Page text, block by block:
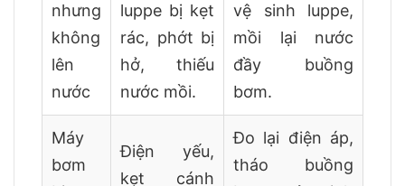
nhưng
không
lên
nước
luppe bị kẹt
rác, phớt bị
hở, thiếu
nước mồi.
vệ sinh luppe,
mồi lại nước
đầy buồng
bơm.
Máy
bơm
Điện yếu,
kẹt cánh
Đo lại điện áp,
tháo buồng